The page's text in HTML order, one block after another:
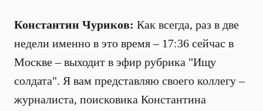
Константин Чуриков: Как всегда, раз в две
недели именно в это время – 17:36 сейчас в
Москве – выходит в эфир рубрика "Ищу
солдата". Я вам представляю своего коллегу –
журналиста, поисковика Константина